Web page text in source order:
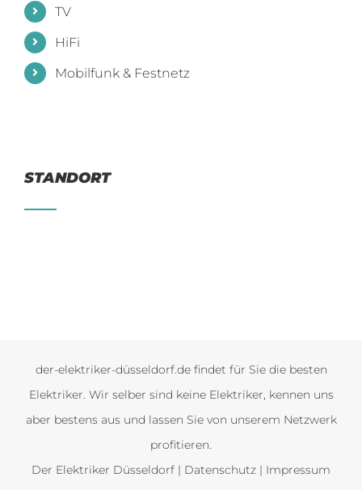
TV
HiFi
Mobilfunk & Festnetz
STANDORT
der-elektriker-düsseldorf.de findet für Sie die besten
Elektriker. Wir selber sind keine Elektriker, kennen uns
aber bestens aus und lassen Sie von unserem Netzwerk
profitieren.
Der Elektriker Düsseldorf | Datenschutz | Impressum